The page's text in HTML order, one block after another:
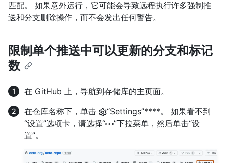
匹配。 如果意外运行，它可能会导致远程执行许多强制推
送和分支删除操作，而不会发出任何警告。
限制单个推送中可以更新的分支和标记
数
在 GitHub 上，导航到存储库的主页面。
在仓库名称下，单击
“Settings”****。 如果看不到
“设置”选项卡，请选择“
”下拉菜单，然后单击“设
置”。